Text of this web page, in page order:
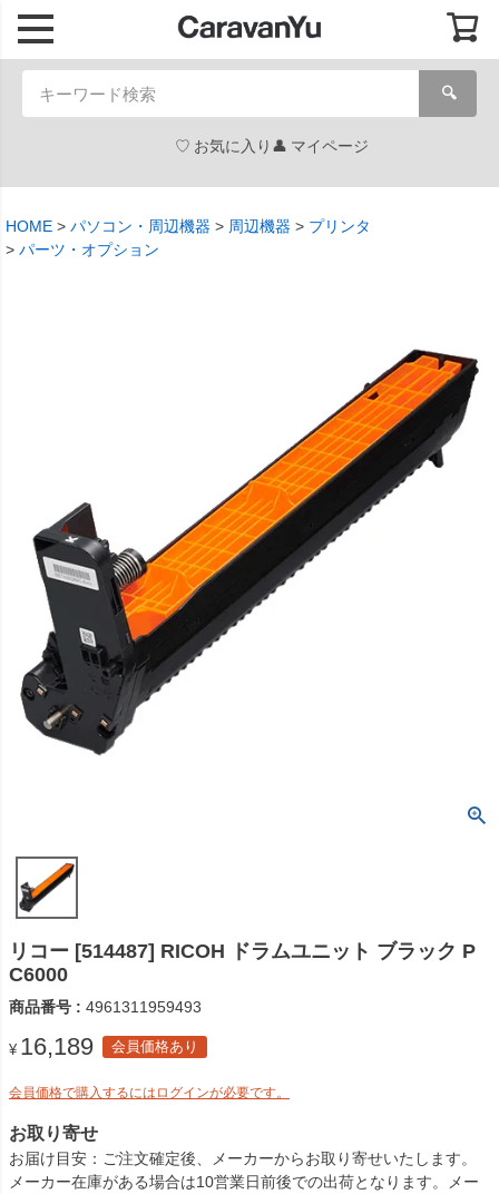
🔍
お気に入り マイページ
HOME パソコン・周辺機器 周辺機器
プリンタ
パーツ・オプション
リコー [514487] RICOH ドラムユニット ブラック P
C6000
商品番号 4961311959493
¥ 16,189 会員価格あり
会員価格で購入するにはログインが必要です。
お取り寄せ
お届け目安
ご注文確定後、メーカーからお取り寄せいたします。
メーカー在庫がある場合は10営業日前後での出荷となります。メー